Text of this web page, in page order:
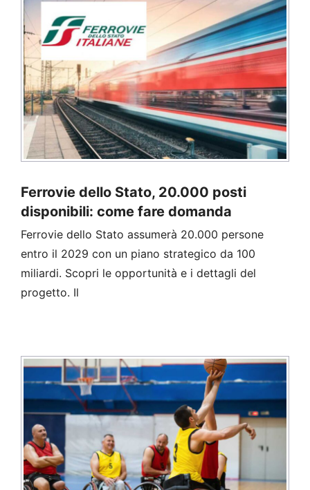
Ferrovie dello Stato, 20.000 posti
disponibili: come fare domanda
Ferrovie dello Stato assumerà 20.000 persone
entro il 2029 con un piano strategico da 100
miliardi. Scopri le opportunità e i dettagli del
progetto. Il